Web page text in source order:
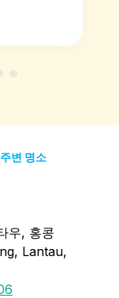
주변 명소
우, 홍콩
Lantau,